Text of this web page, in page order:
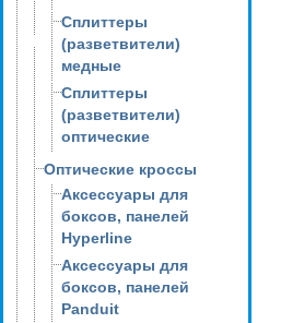
Сплиттеры
(разветвители)
медные
Сплиттеры
(разветвители)
оптические
Оптические кроссы
Аксессуары для
боксов, панелей
Hyperline
Аксессуары для
боксов, панелей
Panduit